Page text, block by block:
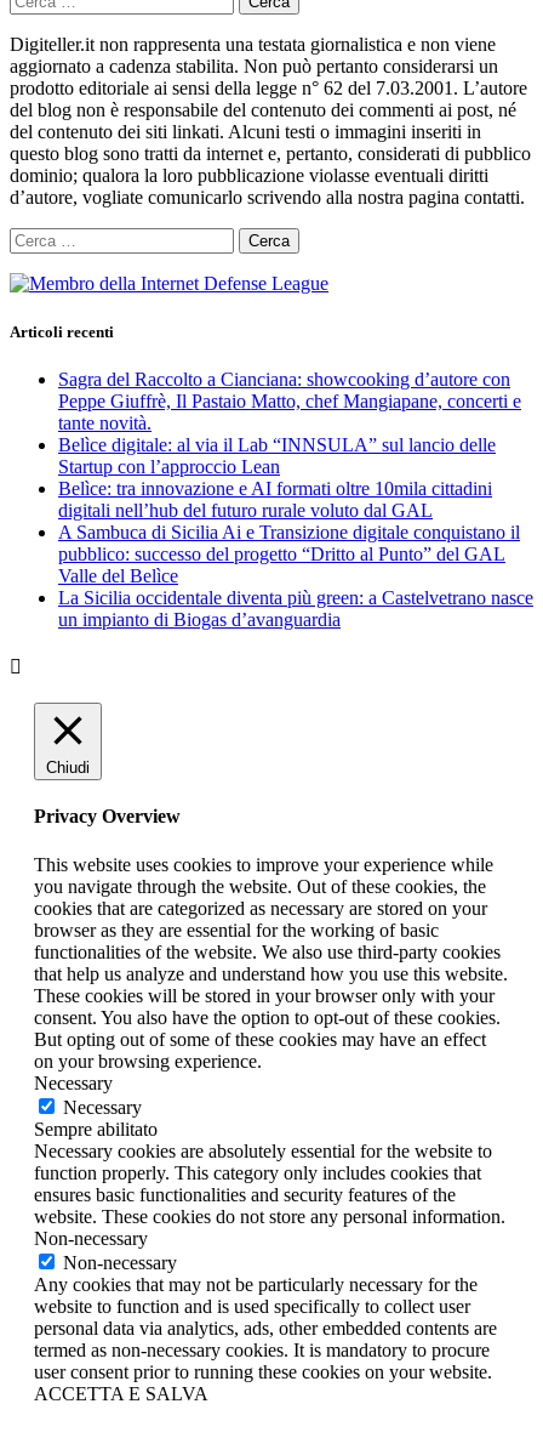
per:
Digiteller.it non rappresenta una testata giornalistica e non viene
aggiornato a cadenza stabilita. Non può pertanto considerarsi un
prodotto editoriale ai sensi della legge n° 62 del 7.03.2001. L’autore
del blog non è responsabile del contenuto dei commenti ai post, né
del contenuto dei siti linkati. Alcuni testi o immagini inseriti in
questo blog sono tratti da internet e, pertanto, considerati di pubblico
dominio; qualora la loro pubblicazione violasse eventuali diritti
d’autore, vogliate comunicarlo scrivendo alla nostra pagina contatti.
Ricerca
per:
Articoli recenti
Sagra del Raccolto a Cianciana: showcooking d’autore con
Peppe Giuffrè, Il Pastaio Matto, chef Mangiapane, concerti e
tante novità.
Belìce digitale: al via il Lab “INNSULA” sul lancio delle
Startup con l’approccio Lean
Belìce: tra innovazione e AI formati oltre 10mila cittadini
digitali nell’hub del futuro rurale voluto dal GAL
A Sambuca di Sicilia Ai e Transizione digitale conquistano il
pubblico: successo del progetto “Dritto al Punto” del GAL
Valle del Belìce
La Sicilia occidentale diventa più green: a Castelvetrano nasce
un impianto di Biogas d’avanguardia
Chiudi
Privacy Overview
This website uses cookies to improve your experience while
you navigate through the website. Out of these cookies, the
cookies that are categorized as necessary are stored on your
browser as they are essential for the working of basic
functionalities of the website. We also use third-party cookies
that help us analyze and understand how you use this website.
These cookies will be stored in your browser only with your
consent. You also have the option to opt-out of these cookies.
But opting out of some of these cookies may have an effect
on your browsing experience.
Necessary
Necessary
Sempre abilitato
Necessary cookies are absolutely essential for the website to
function properly. This category only includes cookies that
ensures basic functionalities and security features of the
website. These cookies do not store any personal information.
Non-necessary
Non-necessary
Any cookies that may not be particularly necessary for the
website to function and is used specifically to collect user
personal data via analytics, ads, other embedded contents are
termed as non-necessary cookies. It is mandatory to procure
user consent prior to running these cookies on your website.
ACCETTA E SALVA